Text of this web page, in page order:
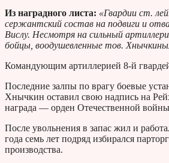
Из наградного листа: «Гвардии ст.
сержантский состав на подвиги и
Вислу. Несмотря на сильный
бойцы, воодушевленные тов.
Командующим артиллерией 8-й
Последние залпы по врагу боевые
Хнычкин оставил свою надпись на
награда — орден Отечественной
После увольнения в запас жил и
года семь лет подряд избирался
производства.